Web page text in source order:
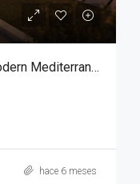
✨ Luxury Villas in Bigastro – Modern Mediterranean Living ✨
hace 6 meses